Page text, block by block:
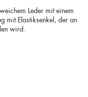
Leder mit einem
mit Elastiksenkel, der an
wird.